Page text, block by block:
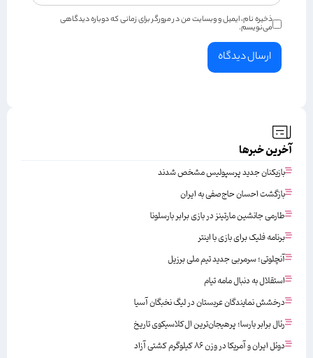
ذخیره نام، ایمیل و وبسایت من در مرورگر برای زمانی که دوباره دیدگاهی
می‌نویسم.
آخرین خبرها
بازیکنان جدید پرسپولیس مشخص شدند
بازگشت احسان حاج‌صفی به ایران
طارمی جانشین مارتینز در بازی برابر بارسلونا
برنامه فلیک برای بازی با اینتر
آنچلوتی؛ سرمربی جدید تیم ملی برزیل
استقلال به دنبال مامه تیام
درخشش نمایندگان عربستان در لیگ نخبگان آسیا
رئال برابر بارسا؛ پرهیجان‌‌ترین ال‌کلاسیکوی تاریخ
دوئل ایران و آمریکا در وزن ۸۶ کیلوگرم کشتی آزاد